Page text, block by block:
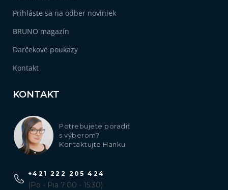
Prihláste sa na odber noviniek
BRUNO magazín
Darčekové poukazy
Kontakt
KONTAKT
Potrebujete poradiť
s výberom?
Kontaktujte Hanku
+421 222 205 424
(Po - Pia 7:00 - 15:30)